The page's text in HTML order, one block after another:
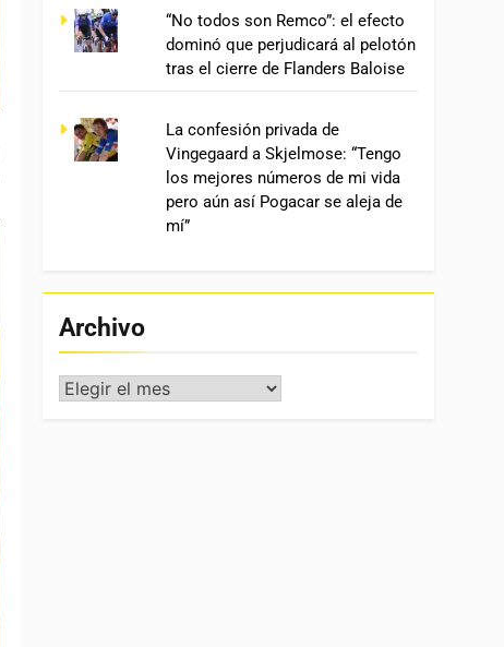
“No todos son Remco”: el efecto
dominó que perjudicará al pelotón
tras el cierre de Flanders Baloise
La confesión privada de
Vingegaard a Skjelmose: “Tengo
los mejores números de mi vida
pero aún así Pogacar se aleja de
mí”
Archivo
Archivo